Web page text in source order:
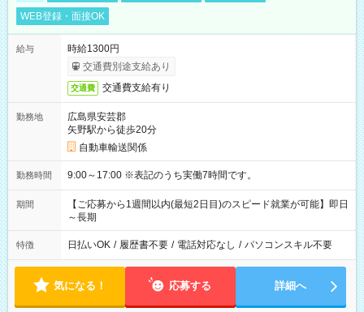
WEB登録・面接OK
給与
時給1300円
交通費別途支給あり
交通費 交通費支給有り
勤務地
広島県安芸郡
矢野駅から徒歩20分
自動車輸送関係
勤務時間 9:00～17:00 ※表記のうち実働7時間です。
期間
【ご応募から1週間以内(最短2日目)のスピード就業が可能】即日
～長期
特徴 日払いOK / 履歴書不要 / 電話対応なし / パソコンスキル不要
気になる！ 応募する 詳細へ